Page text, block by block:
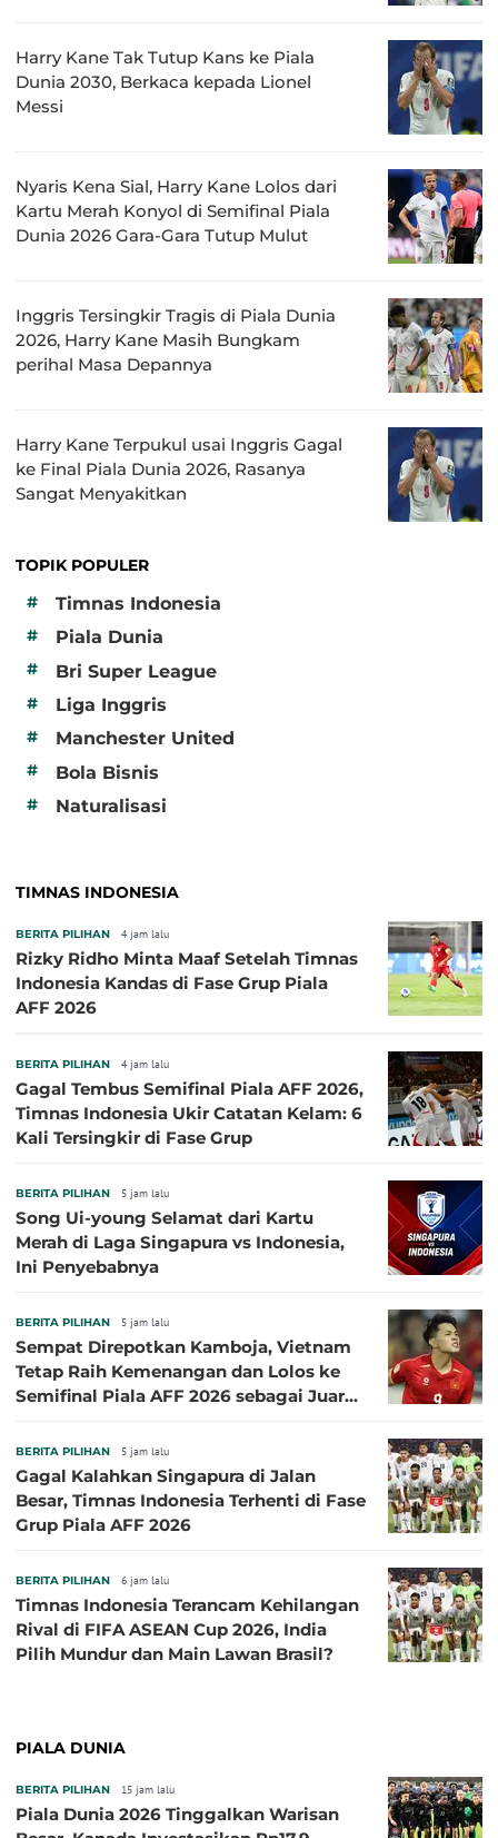
Harry Kane Tak Tutup Kans ke Piala
Dunia 2030, Berkaca kepada Lionel
Messi
Nyaris Kena Sial, Harry Kane Lolos dari
Kartu Merah Konyol di Semifinal Piala
Dunia 2026 Gara-Gara Tutup Mulut
Inggris Tersingkir Tragis di Piala Dunia
2026, Harry Kane Masih Bungkam
perihal Masa Depannya
Harry Kane Terpukul usai Inggris Gagal
ke Final Piala Dunia 2026, Rasanya
Sangat Menyakitkan
TOPIK POPULER
#
Timnas Indonesia
# Piala Dunia
# Bri Super League
# Liga Inggris
# Manchester United
# Bola Bisnis
# Naturalisasi
TIMNAS INDONESIA
BERITA PILIHAN 4 jam lalu
Rizky Ridho Minta Maaf Setelah Timnas
Indonesia Kandas di Fase Grup Piala
AFF 2026
BERITA PILIHAN 4 jam lalu
Gagal Tembus Semifinal Piala AFF 2026,
Timnas Indonesia Ukir Catatan Kelam: 6
Kali Tersingkir di Fase Grup
BERITA PILIHAN 5 jam lalu
Song Ui-young Selamat dari Kartu
Merah di Laga Singapura vs Indonesia,
Ini Penyebabnya
BERITA PILIHAN 5 jam lalu
Sempat Direpotkan Kamboja, Vietnam
Tetap Raih Kemenangan dan Lolos ke
Semifinal Piala AFF 2026 sebagai Juara
BERITA PILIHAN 5 jam lalu
Gagal Kalahkan Singapura di Jalan
Besar, Timnas Indonesia Terhenti di Fase
Grup Piala AFF 2026
BERITA PILIHAN 6 jam lalu
Timnas Indonesia Terancam Kehilangan
Rival di FIFA ASEAN Cup 2026, India
Pilih Mundur dan Main Lawan Brasil?
PIALA DUNIA
BERITA PILIHAN 15 jam lalu
Piala Dunia 2026 Tinggalkan Warisan